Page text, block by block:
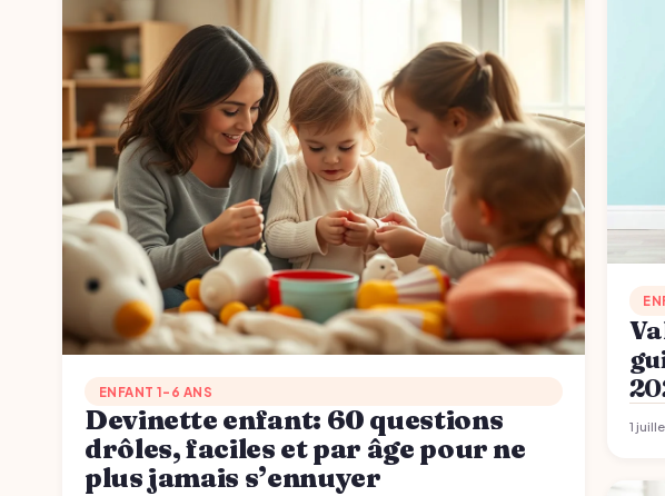
ENFANT 1-6 ANS
Devinette enfant: 60 questions
drôles, faciles et par âge pour ne
plus jamais s’ennuyer
1